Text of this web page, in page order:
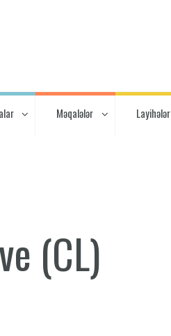
Məqalələr Layihələr
(CL)